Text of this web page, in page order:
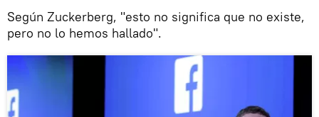
Según Zuckerberg, "esto no significa que no existe,
pero no lo hemos hallado".